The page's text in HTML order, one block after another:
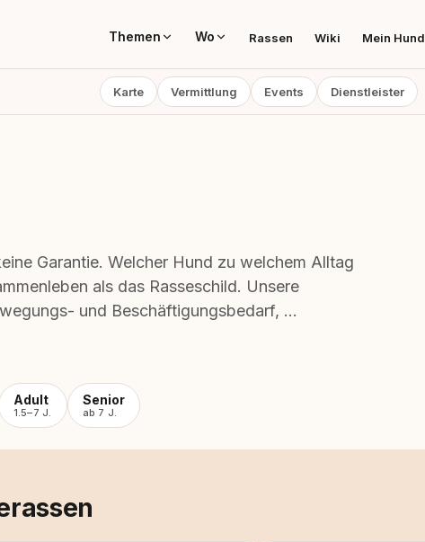
Themen Wo Rassen Wiki Mein Hund
Karte Vermittlung Events Dienstleister
Garantie. Welcher Hund zu welchem Alltag
als das Rasseschild. Unsere
und Beschäftigungsbedarf, …
Adult
1.5–7 J.
Senior
ab 7 J.